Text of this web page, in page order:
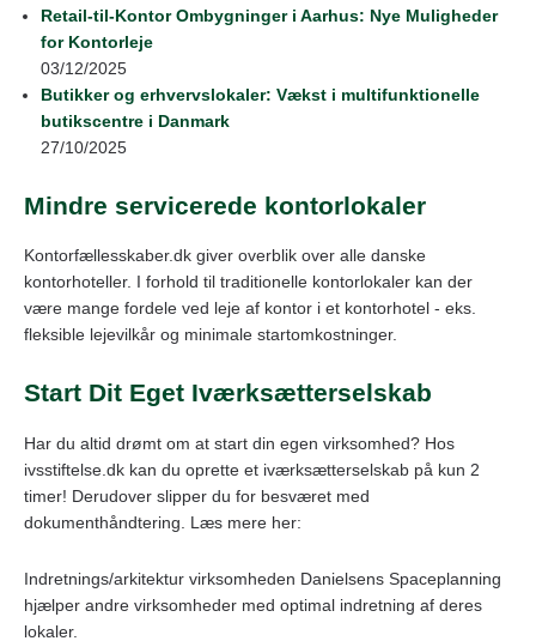
Retail‑til‑Kontor Ombygninger i Aarhus: Nye Muligheder
for Kontorleje
03/12/2025
Butikker og erhvervslokaler: Vækst i multifunktionelle
butikscentre i Danmark
27/10/2025
Mindre servicerede kontorlokaler
Kontorfællesskaber.dk giver overblik over alle danske
kontorhoteller. I forhold til traditionelle kontorlokaler kan der
være mange fordele ved leje af kontor i et kontorhotel - eks.
fleksible lejevilkår og minimale startomkostninger.
Start Dit Eget Iværksætterselskab
Har du altid drømt om at start din egen virksomhed? Hos
ivsstiftelse.dk kan du oprette et iværksætterselskab på kun 2
timer! Derudover slipper du for besværet med
dokumenthåndtering. Læs mere her:
Indretnings/arkitektur virksomheden Danielsens Spaceplanning
hjælper andre virksomheder med optimal indretning af deres
lokaler.